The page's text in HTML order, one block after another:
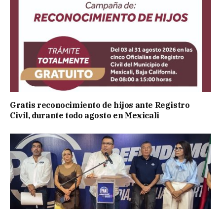
Gratis reconocimiento de hijos ante Registro
Civil, durante todo agosto en Mexicali